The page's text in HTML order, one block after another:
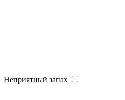
Неприятный запах